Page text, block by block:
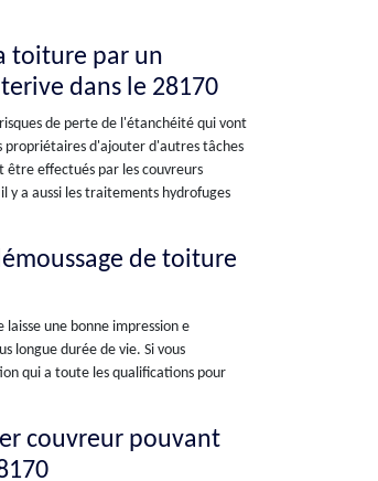
toiture par un
dans le 28170
de perte de l'étanchéité qui vont
propriétaires d'ajouter d'autres tâches
effectués par les couvreurs
y a aussi les traitements hydrofuges
de toiture
une bonne impression e
longue durée de vie. Si vous
qui a toute les qualifications pour
couvreur pouvant